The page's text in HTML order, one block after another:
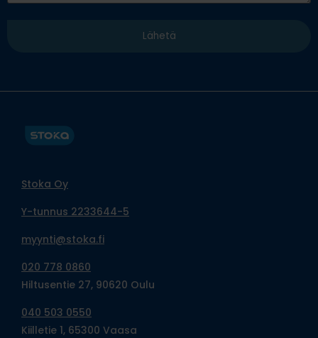
Stoka Oy
Y-tunnus 2233644-5
myynti@stoka.fi
020 778 0860
Hiltusentie 27, 90620 Oulu
040 503 0550
Kiilletie 1, 65300 Vaasa